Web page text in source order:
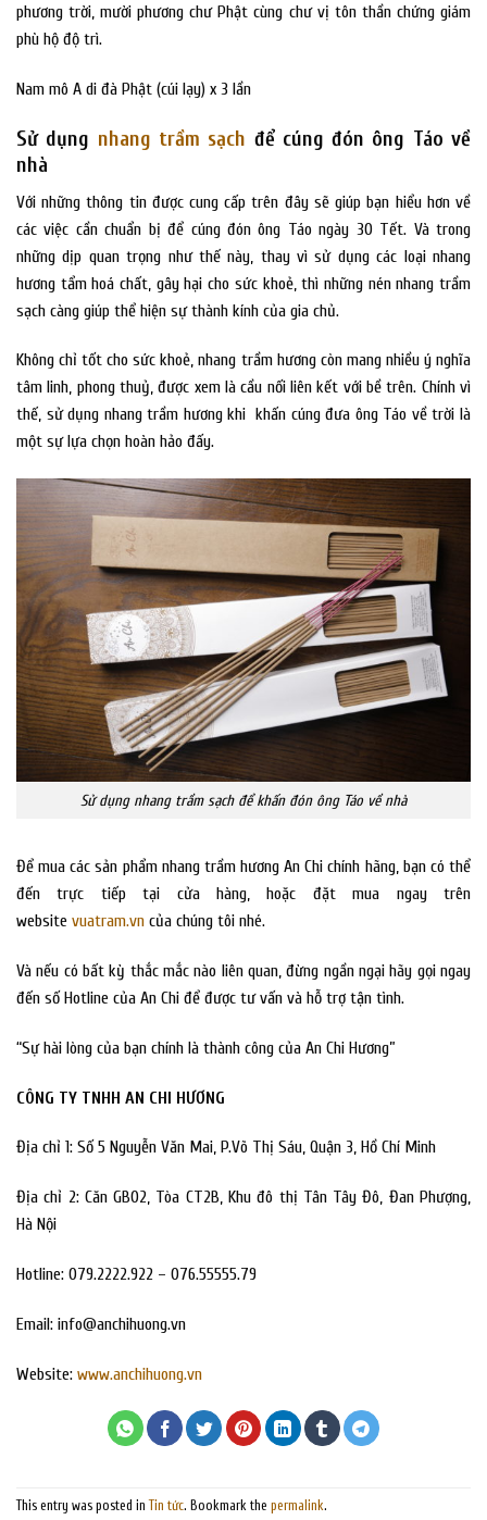
phương trời, mười phương chư Phật cùng chư vị tôn thần chứng giám
phù hộ độ trì.
Nam mô A di đà Phật (cúi lạy) x 3 lần
Sử dụng nhang trầm sạch để cúng đón ông Táo về
nhà
Với những thông tin được cung cấp trên đây sẽ giúp bạn hiểu hơn về
các việc cần chuẩn bị để cúng đón ông Táo ngày 30 Tết. Và trong
những dịp quan trọng như thế này, thay vì sử dụng các loại nhang
hương tẩm hoá chất, gây hại cho sức khoẻ, thì những nén nhang trầm
sạch càng giúp thể hiện sự thành kính của gia chủ.
Không chỉ tốt cho sức khoẻ, nhang trầm hương còn mang nhiều ý nghĩa
tâm linh, phong thuỷ, được xem là cầu nối liên kết với bề trên. Chính vì
thế, sử dụng nhang trầm hương khi khấn cúng đưa ông Táo về trời là
một sự lựa chọn hoàn hảo đấy.
Sử dụng nhang trầm sạch để khấn đón ông Táo về nhà
Để mua các sản phẩm nhang trầm hương An Chi chính hãng, bạn có thể
đến trực tiếp tại cửa hàng, hoặc đặt mua ngay trên
website vuatram.vn của chúng tôi nhé.
Và nếu có bất kỳ thắc mắc nào liên quan, đừng ngần ngại hãy gọi ngay
đến số Hotline của An Chi để được tư vấn và hỗ trợ tận tình.
“Sự hài lòng của bạn chính là thành công của An Chi Hương”
CÔNG TY TNHH AN CHI HƯƠNG
Địa chỉ 1: Số 5 Nguyễn Văn Mai, P.Võ Thị Sáu, Quận 3, Hồ Chí Minh
Địa chỉ 2: Căn GB02, Tòa CT2B, Khu đô thị Tân Tây Đô, Đan Phượng,
Hà Nội
Hotline: 079.2222.922 – 076.55555.79
Email: info@anchihuong.vn
Website: www.anchihuong.vn
This entry was posted in Tin tức. Bookmark the permalink.